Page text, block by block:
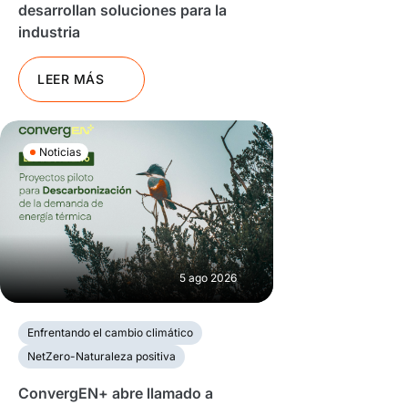
desarrollan soluciones para la
industria
LEER MÁS
Noticias
5 ago 2026
Enfrentando el cambio climático
NetZero-Naturaleza positiva
ConvergEN+ abre llamado a